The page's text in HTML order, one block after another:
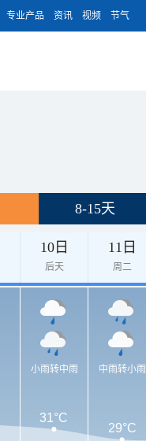
专业产品 资讯 视频 节气
8-15天
10日
后天
11日
周二
小雨转中雨 中雨转小雨
31°C
29°C